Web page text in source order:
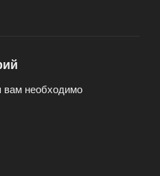
вам необходимо